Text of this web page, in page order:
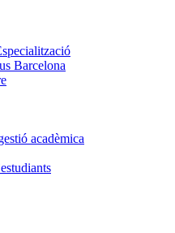
Barcelona
acadèmica